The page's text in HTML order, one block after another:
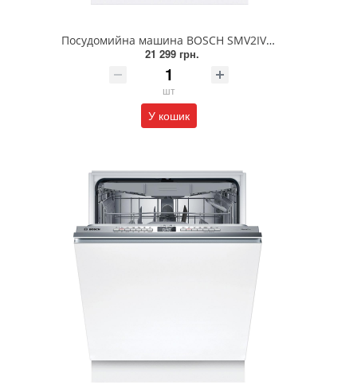
Посудомийна машина BOSCH SMV2IVX00K
21 299 грн.
шт
У кошик